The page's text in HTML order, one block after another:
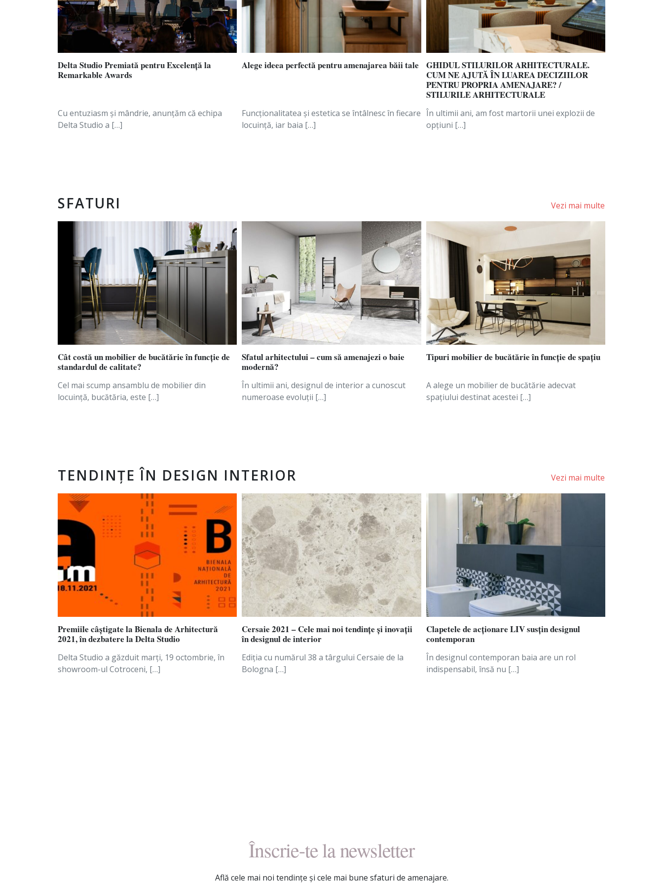
Delta Studio Premiată pentru Excelență la
Remarkable Awards
Cu entuziasm și mândrie, anunțăm că echipa
Delta Studio a […]
Alege ideea perfectă pentru amenajarea băii tale
Funcționalitatea și estetica se întâlnesc în fiecare
locuință, iar baia […]
GHIDUL STILURILOR ARHITECTURALE.
CUM NE AJUTĂ ÎN LUAREA DECIZIILOR
PENTRU PROPRIA AMENAJARE? /
STILURILE ARHITECTURALE
În ultimii ani, am fost martorii unei explozii de
opțiuni […]
SFATURI Vezi mai multe
Cât costă un mobilier de bucătărie în funcție de
standardul de calitate?
Cel mai scump ansamblu de mobilier din
locuință, bucătăria, este […]
Sfatul arhitectului – cum să amenajezi o baie
modernă?
În ultimii ani, designul de interior a cunoscut
numeroase evoluții […]
Tipuri mobilier de bucătărie în funcție de spațiu
A alege un mobilier de bucătărie adecvat
spațiului destinat acestei […]
TENDINȚE ÎN DESIGN INTERIOR Vezi mai multe
Premiile câștigate la Bienala de Arhitectură
2021, în dezbatere la Delta Studio
Delta Studio a găzduit marți, 19 octombrie, în
showroom-ul Cotroceni, […]
Cersaie 2021 – Cele mai noi tendințe și inovații
în designul de interior
Ediția cu numărul 38 a târgului Cersaie de la
Bologna […]
Clapetele de acționare LIV susțin designul
contemporan
În designul contemporan baia are un rol
indispensabil, însă nu […]
Înscrie-te la newsletter
Află cele mai noi tendințe și cele mai bune sfaturi de amenajare.
amenajare, în fiecare
săptămână.
Adresa de e-mail